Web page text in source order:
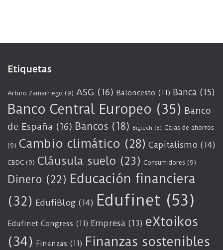
Etiquetas
Arturo Zamarriego (9) ASG (16) Baloncesto (11) Banca (15)
Banco Central Europeo (35) Banco
de España (16) Bancos (18) Bigtech (8) Cajas de ahorros
(9) Cambio climático (28) Capitalismo (14)
CBDC (9) Cláusula suelo (23) Consumidores (9)
Dinero (22) Educación financiera
(32) EdufiBlog (14) Edufinet (53)
Edufinet Congress (11) Empresa (13) eXtoikos
(34) Finanzas (11) Finanzas sostenibles